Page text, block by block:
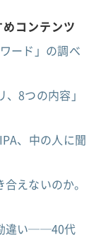
コンテンツ
ード」の調べ
8つの内容」
、中の人に聞
えないのか。
違い──40代